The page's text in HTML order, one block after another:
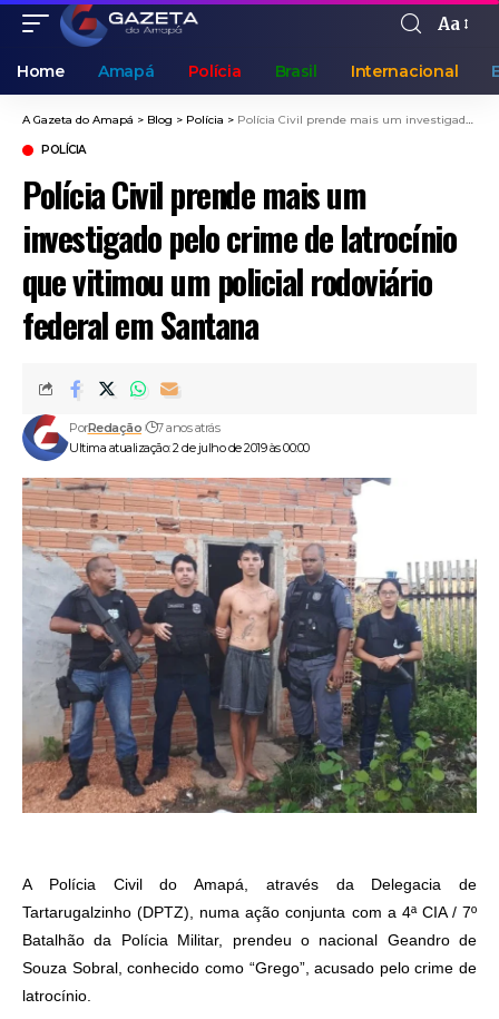
Aa
Home Amapá Polícia Brasil Internacional
A Gazeta do Amapá > Blog > Polícia > Polícia Civil prende mais um investigado pelo crime de latrocínio que vitimou um policial rodoviário federal em Santana
POLÍCIA
Polícia Civil prende mais um
investigado pelo crime de latrocínio
que vitimou um policial rodoviário
federal em Santana
Ultima atualização: 2 de julho de 2019 às 00:00
PorRedação 7 anos atrás
A Polícia Civil do Amapá, através da Delegacia de
Tartarugalzinho (DPTZ), numa ação conjunta com a 4ª CIA / 7º
Batalhão da Polícia Militar, prendeu o nacional Geandro de
Souza Sobral, conhecido como “Grego”, acusado pelo crime de
latrocínio.